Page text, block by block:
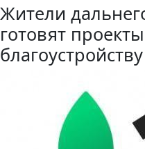
Жители
готовят
благоустройству